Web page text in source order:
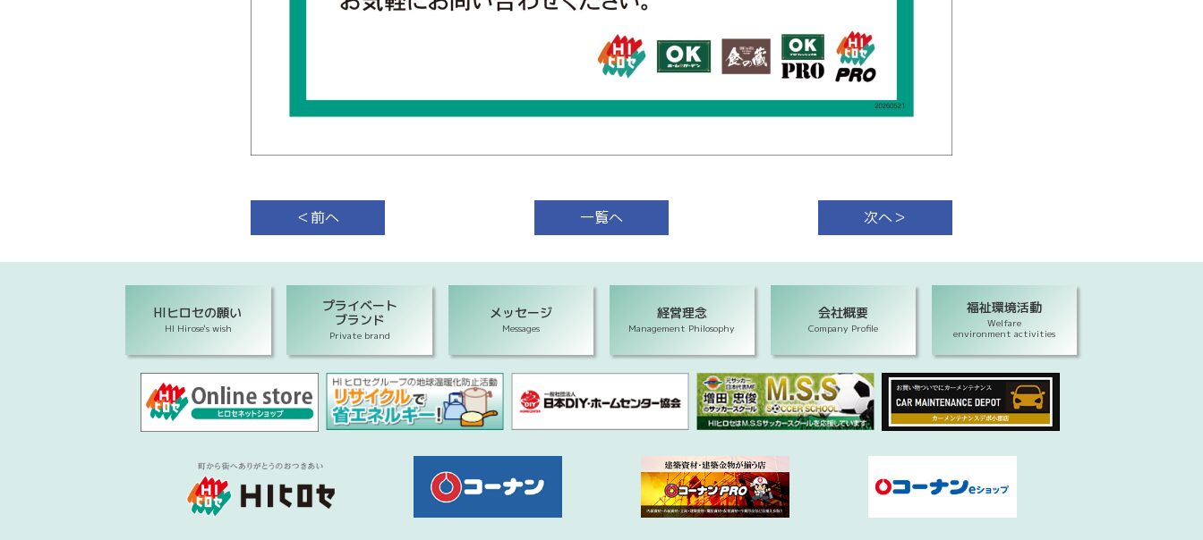
＜前へ 一覧へ 次へ＞
HIヒロセの願い
HI Hirose's wish
プライベート
ブランド
Private brand
メッセージ
Messages
経営理念
Management Philosophy
会社概要
Company Profile
福祉環境活動
Welfare
environment activities